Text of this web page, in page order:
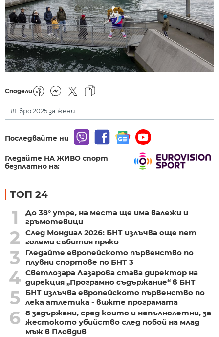
Сподели
#Евро 2025 за жени
Последвайте ни
Гледайте НА ЖИВО спорт
безплатно на:
ТОП 24
1
До 38° утре, на места ще има валежи и
гръмотевици
2
След Мондиал 2026: БНТ излъчва още пет
големи събития пряко
3
Гледайте европейското първенство по
плувни спортове по БНТ 3
4 Светлозара Лазарова става директор на
дирекция „Програмно съдържание“ в БНТ
5
БНТ излъчва европейското първенство по
лека атлетика - вижте програмата
6 8 задържани, сред които и непълнолетни, за
жестокото убийство след побой на млад
мъж в Пловдив